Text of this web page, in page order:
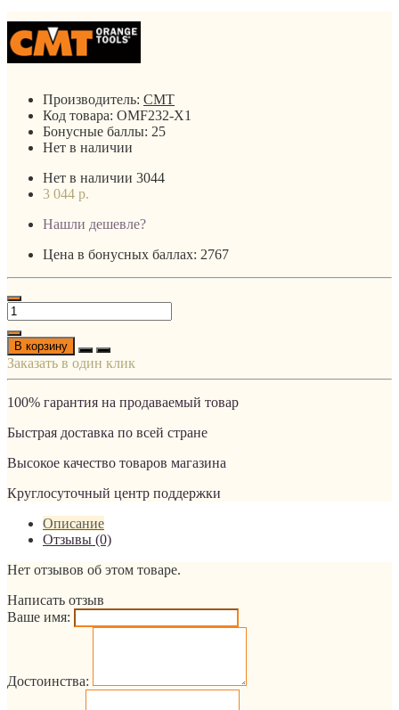
Производитель: CMT
Код товара: OMF232-X1
Бонусные баллы: 25
Нет в наличии
Нет в наличии 3044
3 044 р.
Нашли дешевле?
Цена в бонусных баллах: 2767
В корзину
Заказать в один клик
100% гарантия на продаваемый товар
Быстрая доставка по всей стране
Высокое качество товаров магазина
Круглосуточный центр поддержки
Описание
Отзывы (0)
Нет отзывов об этом товаре.
Написать отзыв
Ваше имя:
Достоинства: